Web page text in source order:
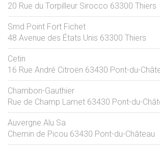
20 Rue du Torpilleur Sirocco 63300 Thiers
Smd Point Fort Fichet
48 Avenue des États Unis 63300 Thiers
Cetin
16 Rue André Citroën 63430 Pont-du-
Chambon-Gauthier
Rue de Champ Lamet 63430 Pont-du-
Auvergne Alu Sa
Chemin de Picou 63430 Pont-du-Château